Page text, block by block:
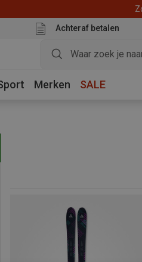
Achteraf betalen
Merken SALE